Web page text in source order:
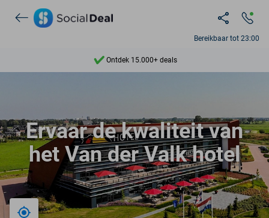
Bereikbaar tot 23:00
Ontdek 15.000+ deals
9,4
Ontdek 15.000+ deals
Ervaar de kwaliteit van
het Van der Valk hotel
Bij mij in de buurt